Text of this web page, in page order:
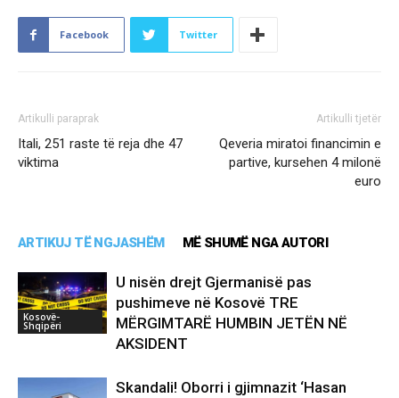
Facebook Twitter
Artikulli paraprak
Itali, 251 raste të reja dhe 47
viktima
Artikulli tjetër
Qeveria miratoi financimin e
partive, kursehen 4 milonë
euro
ARTIKUJ TË NGJASHËM MË SHUMË NGA AUTORI
Kosovë-
Shqipëri
U nisën drejt Gjermanisë pas
pushimeve në Kosovë TRE
MËRGIMTARË HUMBIN JETËN NË
AKSIDENT
Skandali! Oborri i gjimnazit ‘Hasan